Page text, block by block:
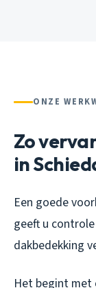
ONZE
Zo
in
Een goede
geeft u
dakbedekking
Het begint met